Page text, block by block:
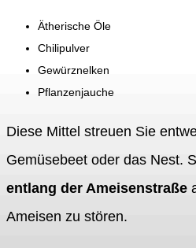
Ätherische Öle
Chilipulver
Gewürznelken
Pflanzenjauche
Diese Mittel streuen Sie
Gemüsebeet oder das Nest.
entlang der Ameisenstraße
Ameisen zu stören.